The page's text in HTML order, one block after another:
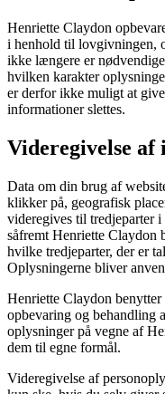
Henriette Claydon
i henhold til lovgivningen,
ikke længere er
hvilken karakter
er derfor ikke muligt at
informationer slettes.
Videregivelse
Data om din brug af
klikker på, geografisk
videregives til tredjeparter
såfremt Henriette Claydon
hvilke tredjeparter, der er
Oplysningerne bliver
Henriette Claydon
opbevaring og behandling
oplysninger på vegne af
dem til egne formål.
Videregivelse af